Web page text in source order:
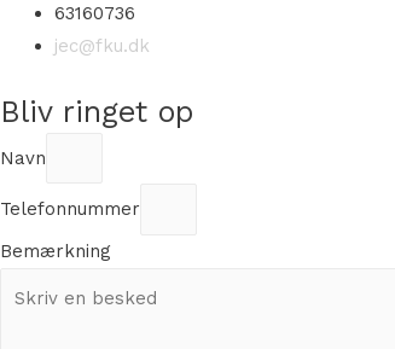
63160736
jec@fku.dk
Bliv ringet op
Navn
Telefonnummer
Bemærkning